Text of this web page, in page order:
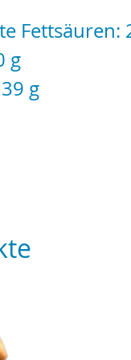
Fettsäuren:
g
g